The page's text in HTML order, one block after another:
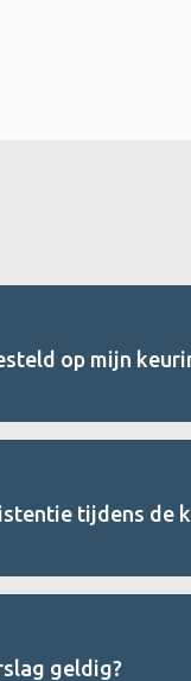
op mijn
tijdens de
geldig?